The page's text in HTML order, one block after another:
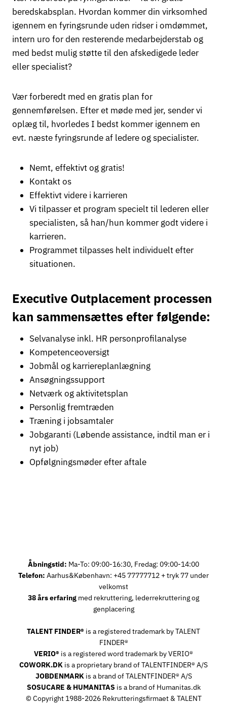
beredskabsplan. Hvordan kommer din virksomhed
igennem en fyringsrunde uden ridser i omdømmet,
intern uro for den resterende medarbejderstab og
med bedst mulig støtte til den afskedigede leder
eller specialist?
Vær forberedt med en gratis plan for
gennemførelsen. Efter et møde med jer, sender vi
oplæg til, hvorledes I bedst kommer igennem en
evt. næste fyringsrunde af ledere og specialister.
Nemt, effektivt og gratis!
Kontakt os
Effektivt videre i karrieren
Vi tilpasser et program specielt til lederen eller
specialisten, så han/hun kommer godt videre i
karrieren.
Programmet tilpasses helt individuelt efter
situationen.
Executive Outplacement processen
kan sammensættes efter følgende:
Selvanalyse inkl. HR personprofilanalyse
Kompetenceoversigt
Jobmål og karriereplanlægning
Ansøgningssupport
Netværk og aktivitetsplan
Personlig fremtræden
Træning i jobsamtaler
Jobgaranti (Løbende assistance, indtil man er i
nyt job)
Opfølgningsmøder efter aftale
Åbningstid: Ma-To: 09:00-16:30, Fredag: 09:00-14:00
Telefon: Aarhus&København: +45 77777712 + tryk 77 under
velkomst
38 års erfaring med rekruttering, lederrekruttering og
genplacering
TALENT FINDER® is a registered trademark by TALENT
FINDER®
VERIO® is a registered word trademark by VERIO®
COWORK.DK is a proprietary brand of TALENTFINDER® A/S
JOBDENMARKis a brand of TALENTFINDER® A/S
SOSUCARE & HUMANITAS is a brand of Humanitas.dk
© Copyright 1988-2026 Rekrutteringsfirmaet & TALENT